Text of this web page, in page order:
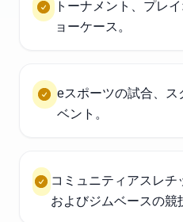
トーナメント、プレ
ョーケース。
eスポーツの試合、ス
ベント。
コミュニティアスレチ
およびジムベースの競